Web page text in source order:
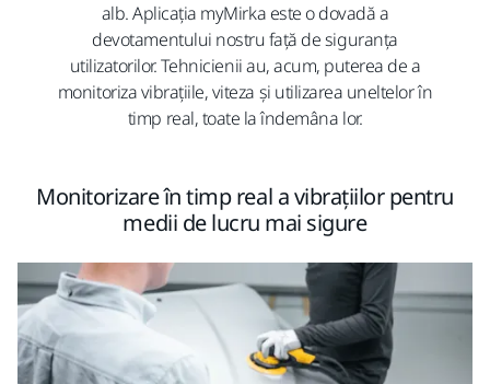
alb. Aplicația myMirka este o dovadă a
devotamentului nostru față de siguranța
utilizatorilor. Tehnicienii au, acum, puterea de a
monitoriza vibrațiile, viteza și utilizarea uneltelor în
timp real, toate la îndemâna lor.
Monitorizare în timp real a vibrațiilor pentru
medii de lucru mai sigure